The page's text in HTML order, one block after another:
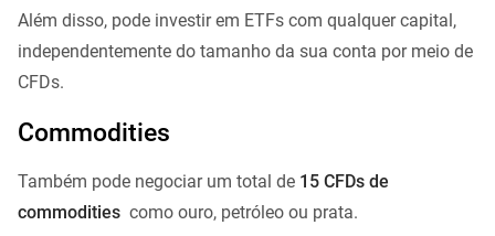
Além disso, pode investir em ETFs com qualquer capital,
independentemente do tamanho da sua conta por meio de
CFDs.
Commodities
Também pode negociar um total de 15 CFDs de
commodities como ouro, petróleo ou prata.